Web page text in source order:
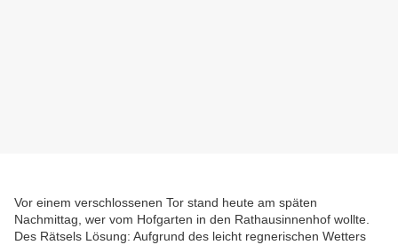
Vor einem verschlossenen Tor stand heute am späten
Nachmittag, wer vom Hofgarten in den Rathausinnenhof wollte.
Des Rätsels Lösung: Aufgrund des leicht regnerischen Wetters